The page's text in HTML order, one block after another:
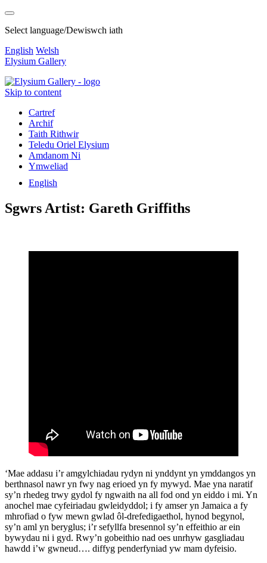
Select language/Dewiswch iath
English Welsh
Elysium Gallery
Skip to content
Cartref
Archif
Taith Rithwir
Teledu Oriel Elysium
Amdanom Ni
Ymweliad
English
Sgwrs Artist: Gareth Griffiths
‘Mae addasu i’r amgylchiadau rydyn ni ynddynt yn ymddangos yn
berthnasol nawr yn fwy nag erioed yn fy mywyd. Mae yna naratif
sy’n rhedeg trwy gydol fy ngwaith na all fod ond yn eiddo i mi. Yn
anochel mae cyfeiriadau gwleidyddol; i fy amser yn Jamaica a fy
mhrofiad o fyw mewn gwlad ôl-drefedigaethol, hynod begynol,
sy’n aml yn beryglus; i’r sefyllfa bresennol sy’n effeithio ar ein
bywydau ni i gyd. Rwy’n gobeithio nad oes unrhyw gasgliadau
hawdd i’w gwneud…. diffyg penderfyniad yw mam dyfeisio.